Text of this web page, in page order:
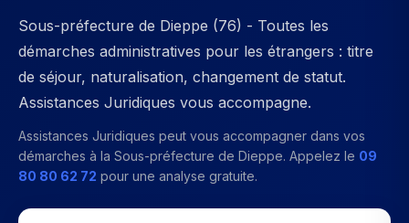
Sous-préfecture de Dieppe (76) - Toutes les
démarches administratives pour les étrangers : titre
de séjour, naturalisation, changement de statut.
Assistances Juridiques vous accompagne.
Assistances Juridiques peut vous accompagner dans vos
démarches à la Sous-préfecture de Dieppe. Appelez le 09
80 80 62 72 pour une analyse gratuite.